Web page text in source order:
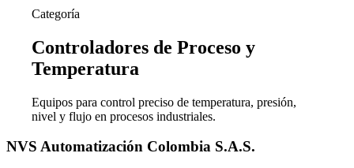
Categoría
Controladores de Proceso y
Temperatura
Equipos para control preciso de temperatura, presión,
nivel y flujo en procesos industriales.
NVS Automatización Colombia S.A.S.